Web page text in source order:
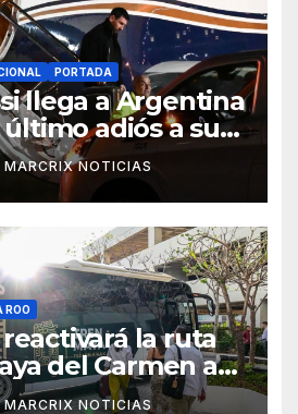
PORTADA
llega a Argentina
adiós a su
MARCRIX NOTICIAS
ROO
la ruta
del Carmen a
de agosto
MARCRIX NOTICIAS